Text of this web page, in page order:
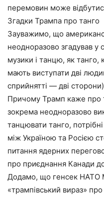
перемовин може
Згадки Трампа про танго
Зауважимо, що
неодноразово згадував у
музики і танцю, як
мають виступати дві
сприйнятті — дві
Причому Трамп каже про
зокрема неодноразово
танцювати танго,
між Україною та Росією
питання ядерних
про приєднання Канади
Додамо, що генсек НАТО
«трампівський вираз»